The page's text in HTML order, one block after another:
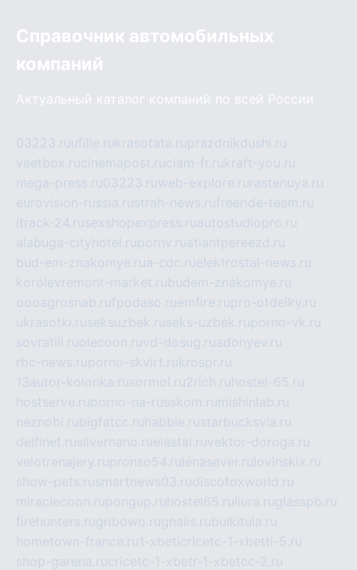
Справочник автомобильных
компаний
Актуальный каталог компаний по всей России
03223.ruufille.rukrasotata.ruprazdnikdushi.ru
veetbox.rucinemapost.ruciam-fr.rukraft-you.ru
mega-press.ru03223.ruweb-explore.ru rastenuya.ru
eurovision-russia.rustrah-news.rufreeride-team.ru
itrack-24.rusexshopexpress.ruautostudiopro.ru
alabuga-cityhotel.rupornv.ruatlantpereezd.ru
bud-em-znakomye.rua-cdc.ruelektrostal-news.ru
korolevremont-market.rubudem-znakomye.ru
oooagrosnab.rufpodaso.ruemfire.rupro-otdelky.ru
ukrasotki.ruseksuzbek.ruseks-uzbek.ruporno-vk.ru
sovratili.ruolecoon.ruvd-dosug.ruadonyev.ru
rbc-news.ruporno-skvirt.rukrospr.ru
13autor-kolonka.rusormol.ru2rich.ru hostel-65.ru
hostserve.ruporno-na-russkom.ru mishinlab.ru
neznobi.rubigfatcc.ru habble.rustarbucksvia.ru
delfinet.rusilvernano.ruelestal.ruvektor-doroga.ru
velotrenajery.rupronso54.ru lenasever.ru lovinskix.ru
show-pets.rusmartnews03.rudiscofoxworld.ru
miraclecoon.rupongup.ru hostel65.ru liura.ruglasspb.ru
firehunters.rugribowo.rugnalis.rubulkitula.ru
hometown-france.ru1-xbeticricetc-1-xbetti-5.ru
shop-garena.rucricetc-1-xbetr-1-xbetcc-2.ru